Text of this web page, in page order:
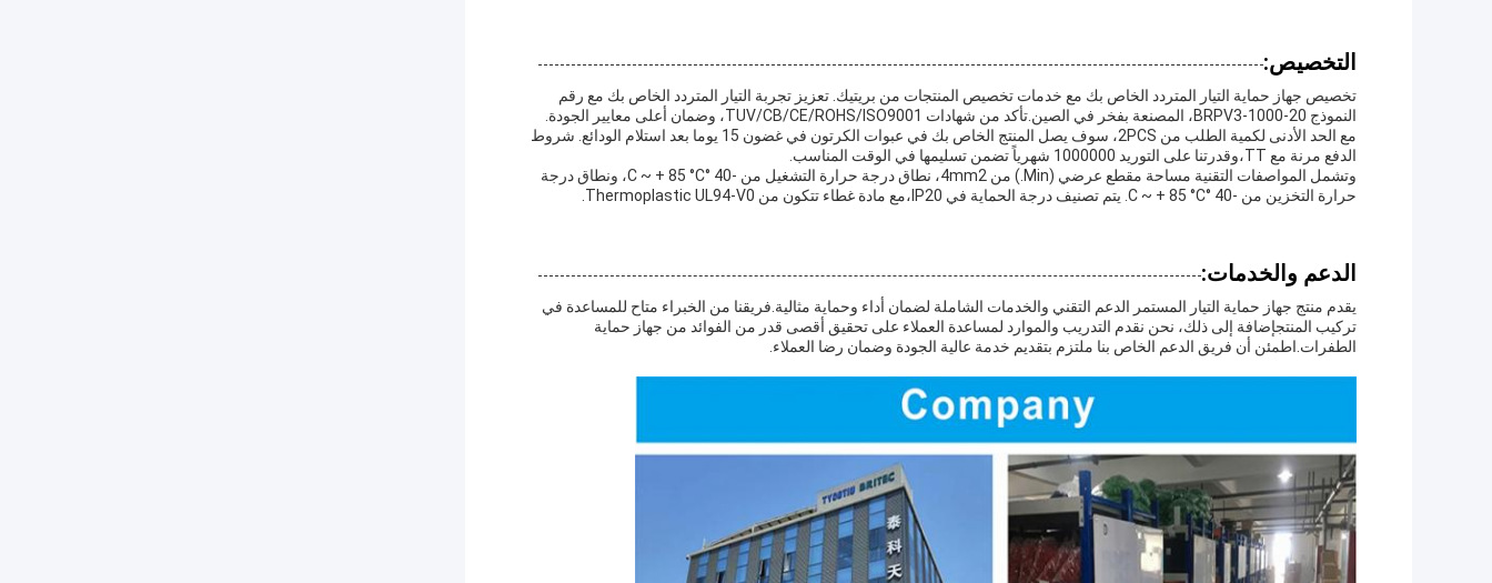
التخصيص:
تخصيص جهاز حماية التيار المتردد الخاص بك مع خدمات تخصيص المنتجات من بريتيك. تعزيز تجربة التيار المتردد الخاص بك مع رقم
النموذج BRPV3-1000-20، المصنعة بفخر في الصين.تأكد من شهادات TUV/CB/CE/ROHS/ISO9001، وضمان أعلى معايير الجودة.
مع الحد الأدنى لكمية الطلب من 2PCS، سوف يصل المنتج الخاص بك في عبوات الكرتون في غضون 15 يوما بعد استلام الودائع. شروط
الدفع مرنة مع TT،وقدرتنا على التوريد 1000000 شهرياً تضمن تسليمها في الوقت المناسب.
وتشمل المواصفات التقنية مساحة مقطع عرضي (Min.) من 4mm2، نطاق درجة حرارة التشغيل من -40 °C ~ + 85 °C، ونطاق درجة
حرارة التخزين من -40 °C ~ + 85 °C. يتم تصنيف درجة الحماية في IP20،مع مادة غطاء تتكون من Thermoplastic UL94-V0.
الدعم والخدمات:
يقدم منتج جهاز حماية التيار المستمر الدعم التقني والخدمات الشاملة لضمان أداء وحماية مثالية.فريقنا من الخبراء متاح للمساعدة في
تركيب المنتجإضافة إلى ذلك، نحن نقدم التدريب والموارد لمساعدة العملاء على تحقيق أقصى قدر من الفوائد من جهاز حماية
الطفرات.اطمئن أن فريق الدعم الخاص بنا ملتزم بتقديم خدمة عالية الجودة وضمان رضا العملاء.